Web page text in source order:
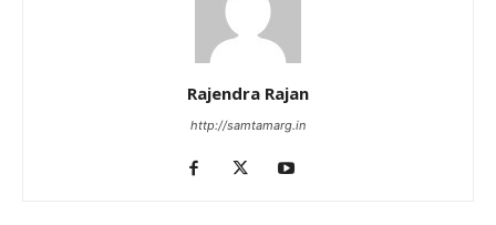
Rajendra Rajan
http://samtamarg.in